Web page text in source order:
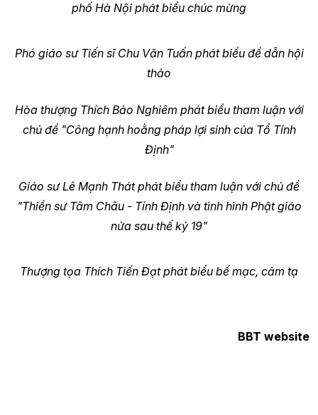
phố Hà Nội phát biểu chúc mừng
Phó giáo sư Tiến sĩ Chu Văn Tuấn phát biểu đề dẫn hội
thảo
Hòa thượng Thích Bảo Nghiêm phát biểu tham luận với
chủ đề "Công hạnh hoằng pháp lợi sinh của Tổ Tính
Định"
Giáo sư Lê Mạnh Thát phát biểu tham luận với chủ đề
"Thiền sư Tâm Châu - Tính Định và tình hình Phật giáo
nửa sau thế kỷ 19"
Thượng tọa Thích Tiến Đạt phát biểu bế mạc, cảm tạ
BBT website